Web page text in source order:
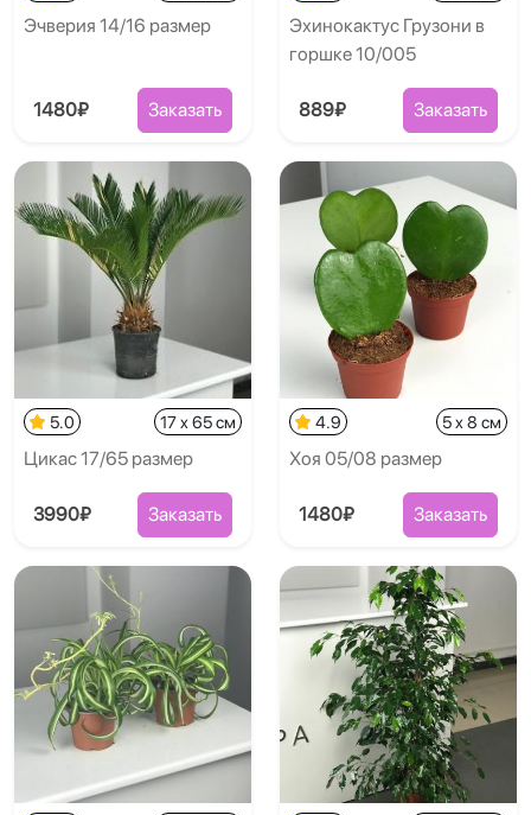
Эчверия 14/16 размер
1480₽ Заказать
Эхинокактус Грузони в
горшке 10/005
889₽ Заказать
5.0 17 x 65 см
Цикас 17/65 размер
3990₽ Заказать
4.9 5 x 8 см
Хоя 05/08 размер
1480₽ Заказать